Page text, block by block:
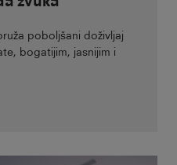
poboljšani doživljaj
bogatijim, jasnijim i